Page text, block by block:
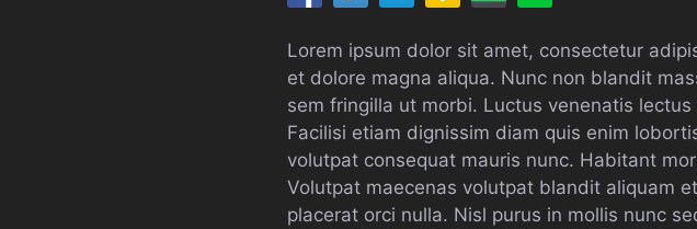
Lorem ipsum dolor sit amet, consectetur
et dolore magna aliqua. Nunc non blandit
sem fringilla ut morbi. Luctus venenatis
Facilisi etiam dignissim diam quis enim
volutpat consequat mauris nunc. Habitant
Volutpat maecenas volutpat blandit aliquam
placerat orci nulla. Nisl purus in mollis nunc